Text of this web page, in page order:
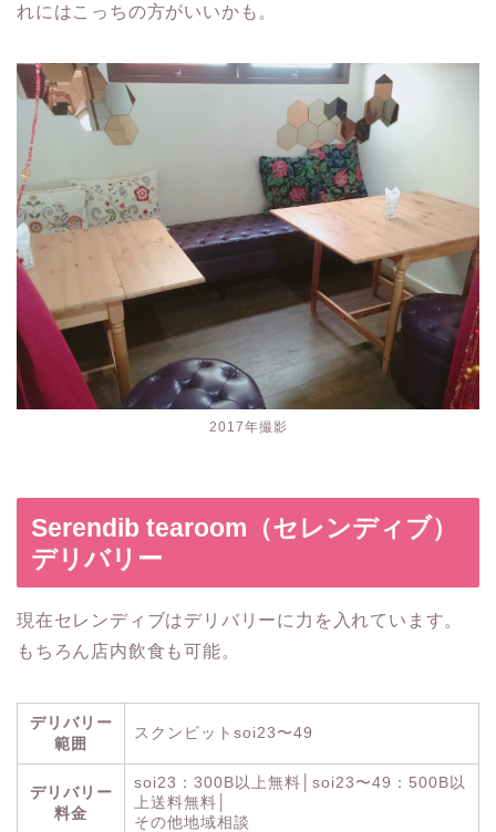
れにはこっちの方がいいかも。
2017年撮影
Serendib tearoom（セレンディブ）
デリバリー
現在セレンディブはデリバリーに力を入れています。
もちろん店内飲食も可能。
デリバリー
範囲
スクンビットsoi23〜49
デリバリー
料金
soi23：300B以上無料│soi23〜49：500B以
上送料無料│
その他地域相談